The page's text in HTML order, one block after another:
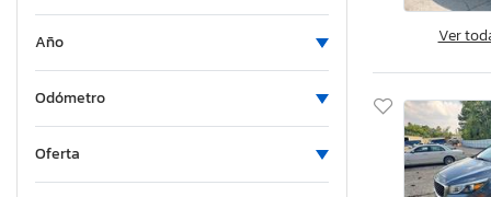
Año
Odómetro
Oferta
Ver